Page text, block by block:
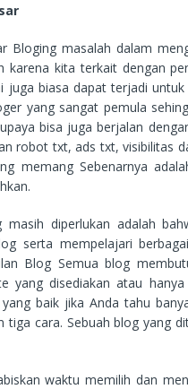
Bloging masalah dalam
karena kita terkait dengan
juga biasa dapat terjadi
yang sangat pemula
bisa juga berjalan
robot txt, ads txt, visibilitas
memang Sebenarnya
diperlukan adalah
serta mempelajari
Blog Semua blog
yang disediakan atau
baik jika Anda tahu
tiga cara. Sebuah blog yang
waktu memilih dan